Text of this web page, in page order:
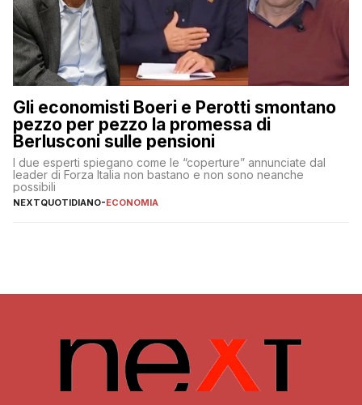
Gli economisti Boeri e Perotti smontano
pezzo per pezzo la promessa di
Berlusconi sulle pensioni
I due esperti spiegano come le “coperture” annunciate dal
leader di Forza Italia non bastano e non sono neanche
possibili
NEXTQUOTIDIANO-ECONOMIA